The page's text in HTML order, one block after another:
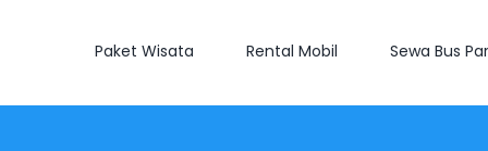
Paket Wisata Rental Mobil Sewa Bus